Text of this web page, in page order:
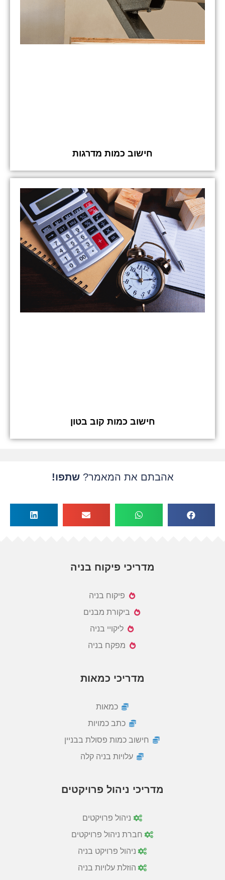
חישוב כמות מדרגות
חישוב כמות קוב בטון
אהבתם את המאמר? שתפו!
מדריכי פיקוח בניה
פיקוח בניה
ביקורת מבנים
ליקויי בניה
מפקח בניה
מדריכי כמאות
כמאות
כתב כמויות
חישוב כמות פסולת בבניין
עלויות בניה קלה
מדריכי ניהול פרויקטים
ניהול פרויקטים
חברת ניהול פרויקטים
ניהול פרויקט בניה
הוזלת עלויות בניה